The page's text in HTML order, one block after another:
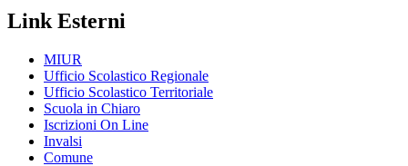
Link Esterni
MIUR
Ufficio Scolastico Regionale
Ufficio Scolastico Territoriale
Scuola in Chiaro
Iscrizioni On Line
Invalsi
Comune